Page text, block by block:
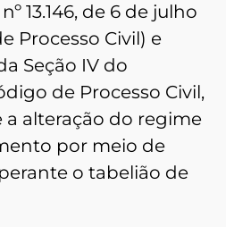
13.146, de 6 de julho
Processo Civil) e
Seção IV do
de Processo Civil,
a alteração do regime
por meio de
o tabelião de